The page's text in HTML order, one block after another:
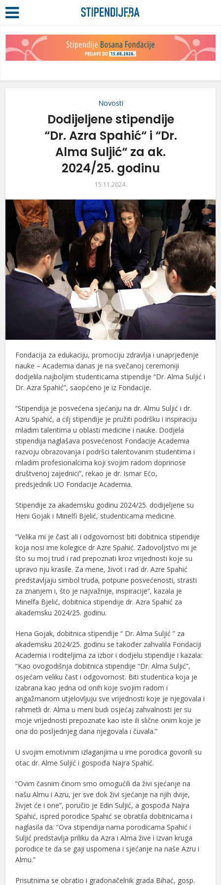
Novosti
Dodijeljene stipendije
“Dr. Azra Spahić“ i “Dr.
Alma Suljić“ za ak.
2024/25. godinu
15.11.2024.
Fondacija za edukaciju, promociju zdravlja i unaprjeđenje
nauke – Academia danas je na svečanoj ceremoniji
dodjelila najboljim studenticama stipendije “Dr. Alma Suljić i
Dr. Azra Spahić”, saopćeno je iz Fondacije.
“Stipendija je posvećena sjećanju na dr. Almu Suljić i dr.
Azru Spahić, a cilj stipendije je pružiti podršku i inspiraciju
mladim talentima u oblasti medicine i nauke. Dodjela
stipendija naglašava posvećenost Fondacije Academia
razvoju obrazovanja i podršci talentovanim studentima i
mladim profesionalcima koji svojim radom doprinose
društvenoj zajednici”, rekao je dr. Ismar Ećo,
predsjednik UO Fondacije Academia.
Stipendije za akademsku godinu 2024/25. dodijeljene su
Heni Gojak i Minelfi Bjelić, studenticama medicine.
“Velika mi je čast ali i odgovornost biti dobitnica stipendije
koja nosi ime kolegice dr Azre Spahić. Zadovoljstvo mi je
što su moj trud i rad prepoznati kroz vrijednosti koje su
upravo nju krasile. Za mene, život i rad dr. Azre Spahić
predstavljaju simbol truda, potpune posvećenosti, strasti
za znanjem i, što je najvažnije, inspiracije”, kazala je
Minelfa Bjelić, dobitnica stipendije dr. Azra Spahić za
akademsku 2024/25. godinu.
Hena Gojak, dobitnica stipendije “ Dr. Alma Suljić ” za
akademsku 2024/25. godinu se također zahvalila Fondaciji
Academia i roditeljima za izbor i dodjelu stipendije i kazala:
“Kao ovogodišnja dobitnica stipendije “Dr. Alma Suljić”,
osjećam veliku čast i odgovornost. Biti studentica koja je
izabrana kao jedna od onih koje svojim radom i
angažmanom utjelovljuju sve vrijednosti koje je njegovala i
rahmetli dr. Alma u meni budi osjećaj zahvalnosti jer su
moje vrijednosti prepoznate kao iste ili slične onim koje je
ona do posljednjeg dana njegovala i čuvala.”
U svojim emotivnim izlaganjima u ime porodica govorili su
otac dr. Alme Suljić i gospođa Najra Spahić.
“Ovim časnim činom smo omogućili da živi sjećanje na
našu Almu i Azru, jer sve dok živi sjećanje na njih dvije,
živjet će i one”, poručio je Edin Suljić, a gospođa Najra
Spahić, ispred porodice Spahić se obratila dobitnicama i
naglasila da: “Ova stipendija nama porodicama Spahić i
Suljić predstavlja priliku da Azra i Alma žive i izvan kruga
porodice te da se gaji uspomena i sjećanje na naše Azru i
Almu.”
Prisutnima se obratio i gradonačelnik grada Bihać, gosp.